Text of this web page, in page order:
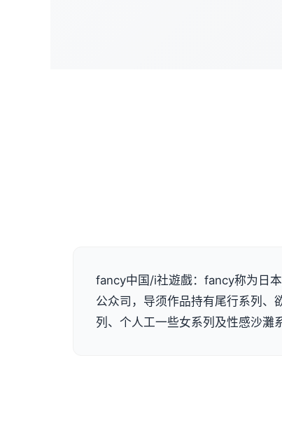
fancy中国/i社遊戲：fancy称为日
公众司，导须作品持有尾行系列、
列、个人工一些女系列及性感沙灘